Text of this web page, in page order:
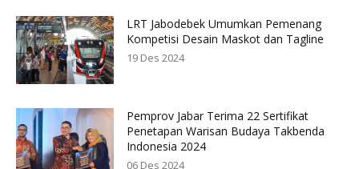
LRT Jabodebek Umumkan Pemenang
Kompetisi Desain Maskot dan Tagline
19 Des 2024
Pemprov Jabar Terima 22 Sertifikat
Penetapan Warisan Budaya Takbenda
Indonesia 2024
06 Des 2024